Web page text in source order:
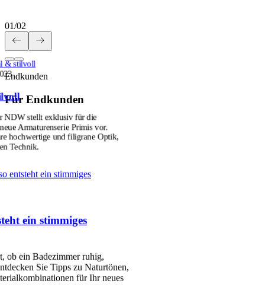
01/02
Endkunden
Für Endkunden
& stilvoll
NDW stellt exklusiv für die
Armaturenserie Primis vor.
hochwertige und filigrane Optik,
Technik.
entsteht ein stimmiges
ein stimmiges
ob ein Badezimmer ruhig,
Sie Tipps zu Naturtönen,
für Ihr neues